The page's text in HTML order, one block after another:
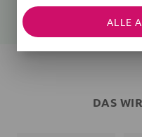
33,95 €
DAS
ALLE